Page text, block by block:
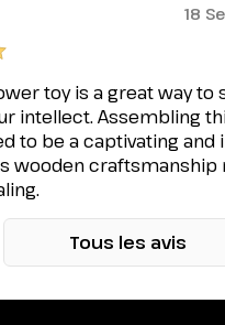
18
toy is a great way
intellect. Assembling
to be a captivating and
wooden craftsmanship
Tous les avis